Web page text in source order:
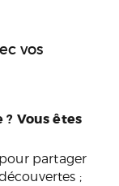
vos
Vous êtes
partager
;